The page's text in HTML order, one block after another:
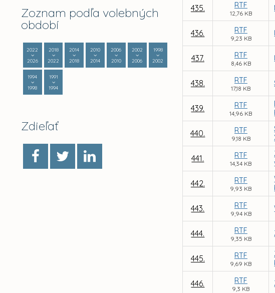
Zoznam podľa volebných
období
2022
2026
2018
2022
2014
2018
2010
2014
2006
2010
2002
2006
1998
2002
1994
1998
1991
1994
Zdieľať
435. RTF
12,76 KB
436. RTF
9,23 KB
437. RTF
8,46 KB
438. RTF
17,18 KB
439. RTF
14,96 KB
440. RTF
9,18 KB
441. RTF
14,34 KB
442. RTF
9,93 KB
443. RTF
9,94 KB
444. RTF
9,35 KB
445. RTF
9,69 KB
446. RTF
9,3 KB